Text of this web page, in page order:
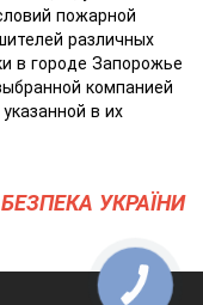
пожарной
различных
в городе Запорожье
компанией
в их
УКРАЇНИ
КНОПКА
ЗВ'ЯЗКУ